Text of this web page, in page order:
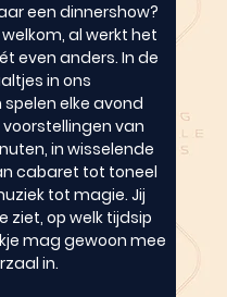
een dinnershow?
al werkt het
even anders. In de
in ons
elke avond
van
in wisselende
cabaret tot toneel
tot magie. Jij
ziet, op welk tijdsip
mag gewoon mee
in.